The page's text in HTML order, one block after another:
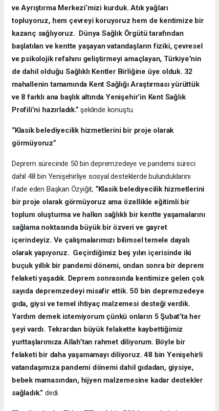
ve Ayrıştırma Merkezi’mizi kurduk. Atık yağları
topluyoruz, hem çevreyi koruyoruz hem de kentimize bir
kazanç sağlıyoruz. Dünya Sağlık Örgütü tarafından
başlatılan ve kentte yaşayan vatandaşların fiziki, çevresel
ve psikolojik refahını geliştirmeyi amaçlayan, Türkiye'nin
de dahil olduğu Sağlıklı Kentler Birliğine üye olduk. 32
mahallenin tamamında Kent Sağlığı Araştırması yürüttük
ve 8 farklı ana başlık altında Yenişehir’in Kent Sağlık
Profili’ni hazırladık.”şeklinde konuştu.
“Klasik belediyecilik hizmetlerini bir proje olarak
görmüyoruz”
Deprem sürecinde 50 bin depremzedeye ve pandemi süreci
dahil 48 bin Yenişehirliye sosyal desteklerde bulunduklarını
ifade eden Başkan Özyiğit, “Klasik belediyecilik hizmetlerini
bir proje olarak görmüyoruz ama özellikle eğitimli bir
toplum oluşturma ve halkın sağlıklı bir kentte yaşamalarını
sağlama noktasında büyük bir özveri ve gayret
içerindeyiz. Ve çalışmalarımızı bilimsel temele dayalı
olarak yapıyoruz. Geçirdiğimiz beş yılın içerisinde iki
buçuk yıllık bir pandemi dönemi, ondan sonra bir deprem
felaketi yaşadık. Deprem sonrasında kentimize gelen çok
sayıda depremzedeyi misafir ettik. 50 bin depremzedeye
gıda, giysi ve temel ihtiyaç malzemesi desteği verdik.
Yardım demek istemiyorum çünkü onların 5 Şubat’ta her
şeyi vardı. Tekrardan büyük felakette kaybettiğimiz
yurttaşlarımıza Allah’tan rahmet diliyorum. Böyle bir
felaketi bir daha yaşamamayı diliyoruz. 48 bin Yenişehirli
vatandaşımıza pandemi dönemi dahil gıdadan, giysiye,
bebek mamasından, hijyen malzemesine kadar destekler
sağladık.” dedi.